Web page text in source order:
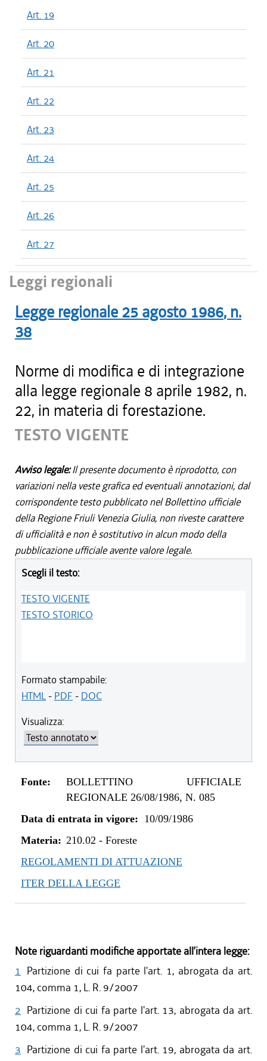
Art. 19
Art. 20
Art. 21
Art. 22
Art. 23
Art. 24
Art. 25
Art. 26
Art. 27
Leggi regionali
Legge regionale 25 agosto 1986, n.
38
Norme di modifica e di integrazione
alla legge regionale 8 aprile 1982, n.
22, in materia di forestazione.
TESTO VIGENTE
Avviso legale:Il presente documento è riprodotto, con
variazioni nella veste grafica ed eventuali annotazioni, dal
corrispondente testo pubblicato nel Bollettino ufficiale
della Regione Friuli Venezia Giulia, non riveste carattere
di ufficialità e non è sostitutivo in alcun modo della
pubblicazione ufficiale avente valore legale.
Scegli il testo:
TESTO VIGENTE
TESTO STORICO
Formato stampabile:
HTML- PDF - DOC
Visualizza:
Fonte:
BOLLETTINO UFFICIALE
REGIONALE 26/08/1986, N. 085
Data di entrata in vigore: 10/09/1986
Materia: 210.02 - Foreste
REGOLAMENTI DI ATTUAZIONE
ITER DELLA LEGGE
Note riguardanti modifiche apportate all’intera legge:
1 Partizione di cui fa parte l'art. 1, abrogata da art.
104, comma 1, L. R. 9/2007
2 Partizione di cui fa parte l'art. 13, abrogata da art.
104, comma 1, L. R. 9/2007
3 Partizione di cui fa parte l'art. 19, abrogata da art.